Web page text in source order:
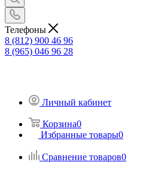
Телефоны
8 (812) 900 46 96
8 (965) 046 96 28
Личный кабинет
Корзина0
Избранные товары0
Сравнение товаров0